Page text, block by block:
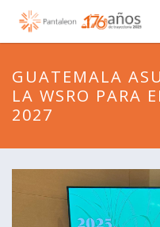
GUATEMALA
LA WSRO PARA
2027